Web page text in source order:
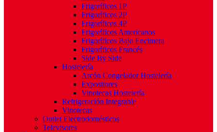
Frigoríficos 1P
Frigoríficos 2P
Frigoríficos 4P
Frigoríficos Americanos
Frigoríficos Bajo Encimera
Frigoríficos Francés
Side By Side
Hostelería
Arcón Congelador Hostelería
Expositores
Vinotecas Hostelería
Refrigeración Integrable
Vinotecas
Outlet Electrodomésticos
Televisores